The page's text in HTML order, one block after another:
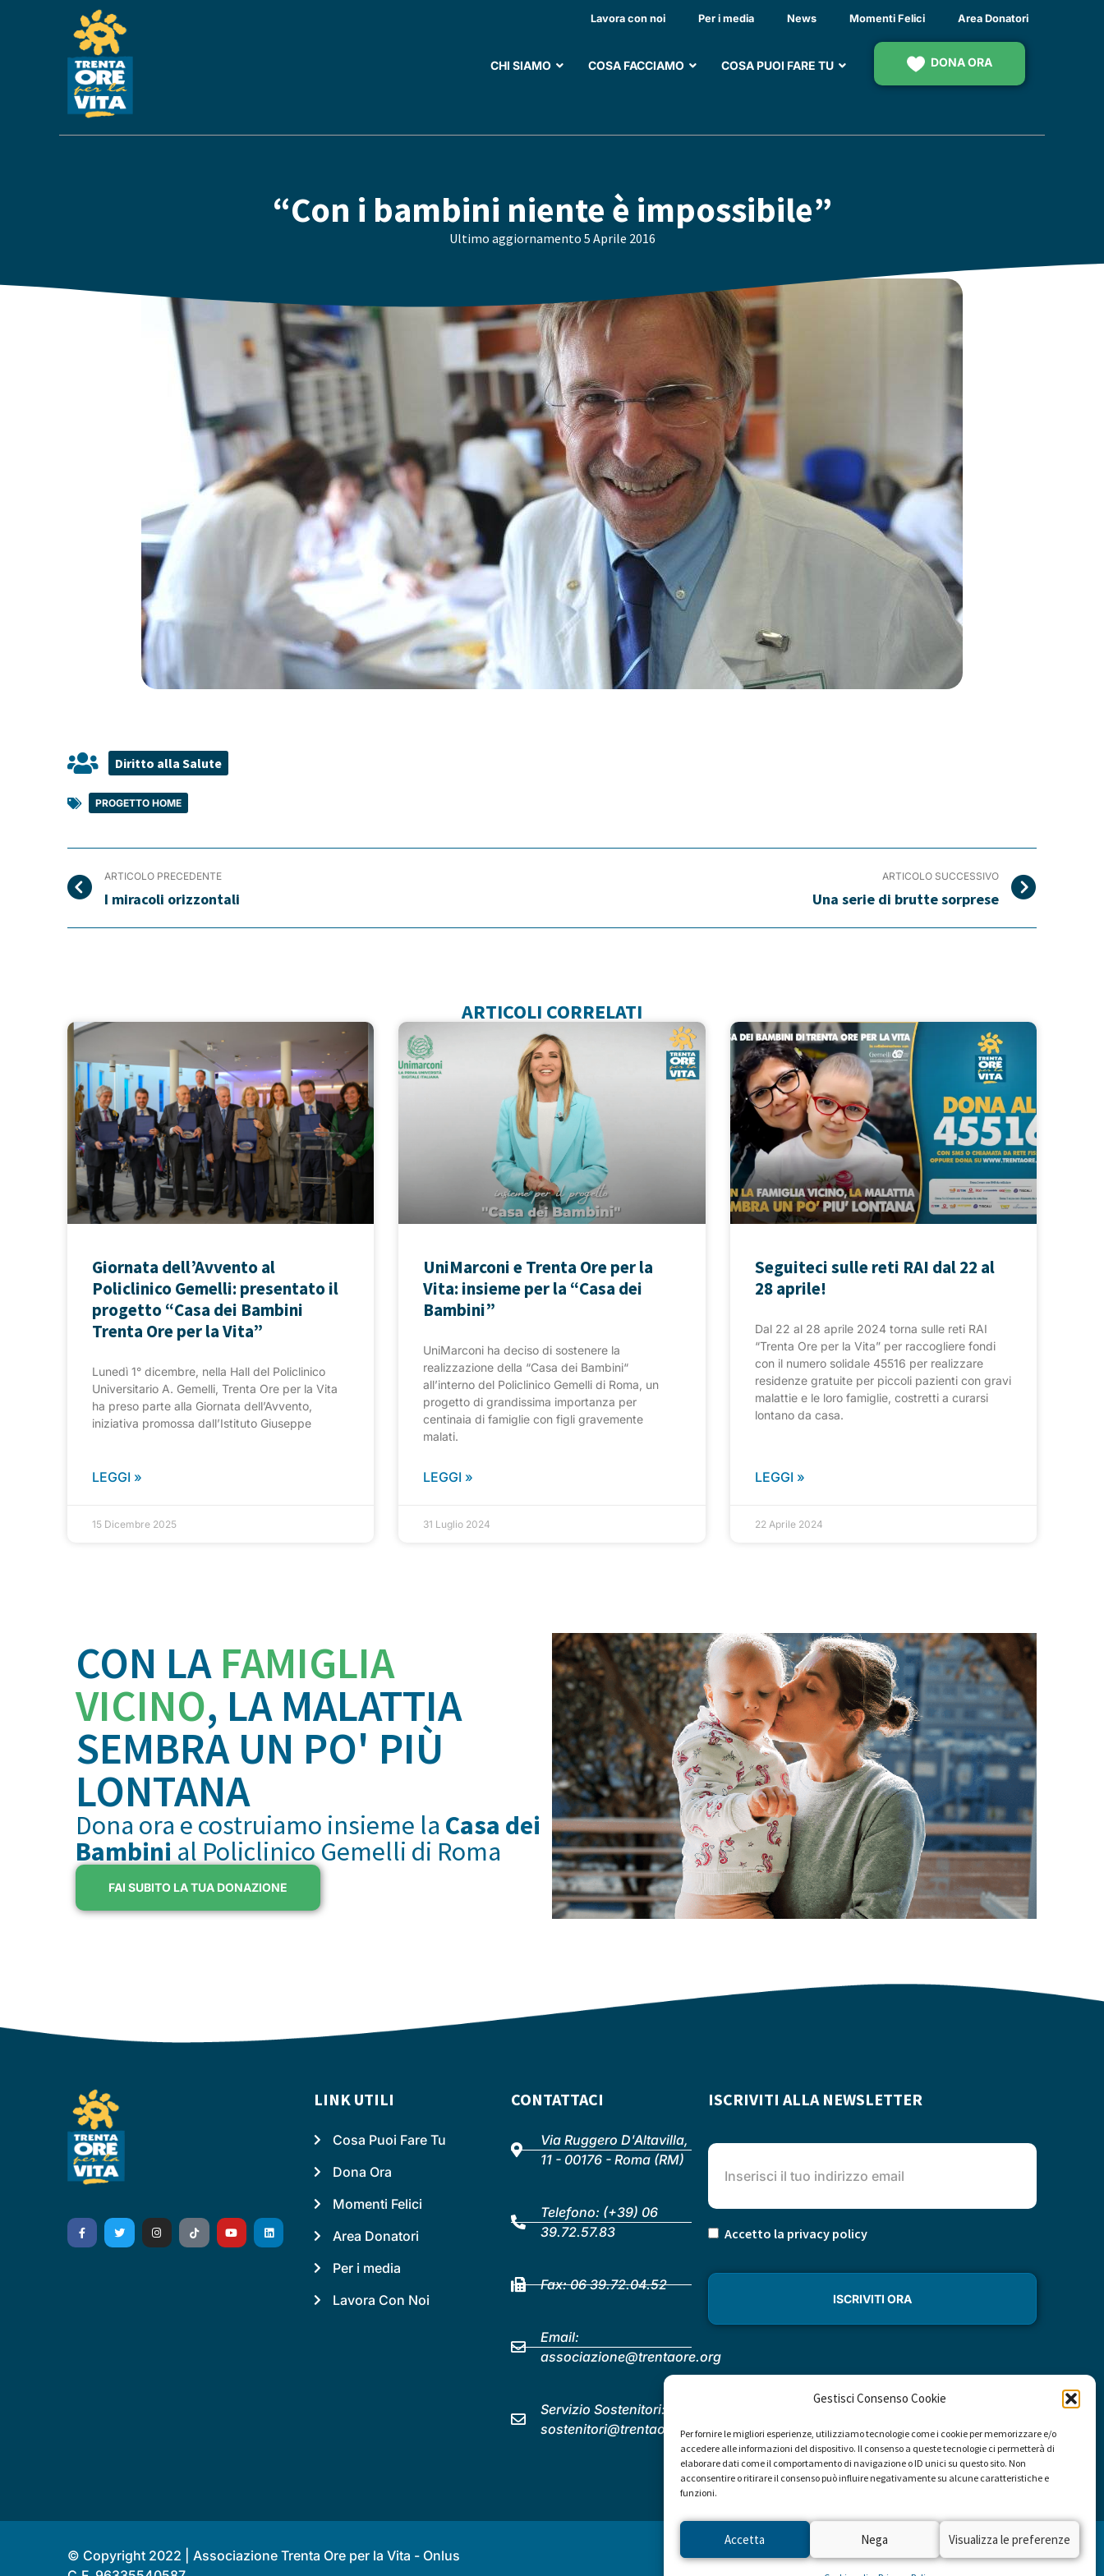
Gestisci Consenso Cookie
Per fornire le migliori esperienze, utilizziamo tecnologie come i cookie per memorizzare e/o
accedere alle informazioni del dispositivo. Il consenso a queste tecnologie ci permetterà di
elaborare dati come il comportamento di navigazione o ID unici su questo sito. Non
acconsentire o ritirare il consenso può influire negativamente su alcune caratteristiche e
funzioni.
Accetta Nega Visualizza le preferenze
Lavora con noi Per i media News Momenti Felici Area Donatori
CHI SIAMO COSA FACCIAMO COSA PUOI FARE TU DONA ORA
“Con i bambini niente è impossibile”
Ultimo aggiornamento 5 Aprile 2016
Diritto alla Salute
PROGETTO HOME
ARTICOLO PRECEDENTE
I miracoli orizzontali
ARTICOLO SUCCESSIVO
Una serie di brutte sorprese
ARTICOLI CORRELATI
Giornata dell’Avvento al
Policlinico Gemelli: presentato il
progetto “Casa dei Bambini
Trenta Ore per la Vita”
Lunedì 1° dicembre, nella Hall del Policlinico
Universitario A. Gemelli, Trenta Ore per la Vita
ha preso parte alla Giornata dell’Avvento,
iniziativa promossa dall’Istituto Giuseppe
LEGGI »
15 Dicembre 2025
UniMarconi e Trenta Ore per la
Vita: insieme per la “Casa dei
Bambini”
UniMarconi ha deciso di sostenere la
realizzazione della “Casa dei Bambini“
all’interno del Policlinico Gemelli di Roma, un
progetto di grandissima importanza per
centinaia di famiglie con figli gravemente
malati.
LEGGI »
31 Luglio 2024
Seguiteci sulle reti RAI dal 22 al
28 aprile!
Dal 22 al 28 aprile 2024 torna sulle reti RAI
“Trenta Ore per la Vita” per raccogliere fondi
con il numero solidale 45516 per realizzare
residenze gratuite per piccoli pazienti con gravi
malattie e le loro famiglie, costretti a curarsi
lontano da casa.
LEGGI »
22 Aprile 2024
CON LA FAMIGLIA
VICINO, LA MALATTIA
SEMBRA UN PO' PIÙ
LONTANA
Dona ora e costruiamo insieme la Casa dei
Bambini al Policlinico Gemelli di Roma
FAI SUBITO LA TUA DONAZIONE
LINK UTILI
Cosa Puoi Fare Tu
Dona Ora
Momenti Felici
Area Donatori
Per i media
Lavora Con Noi
CONTATTACI
Via Ruggero D'Altavilla,
11 - 00176 - Roma (RM)
Telefono: (+39) 06
39.72.57.83
Fax: 06 39.72.04.52
Email:
associazione@trentaore.org
Servizio Sostenitori:
sostenitori@trentaore.org
ISCRIVITI ALLA NEWSLETTER
Accetto la privacy policy
© Copyright 2022 | Associazione Trenta Ore per la Vita - Onlus
PrivacyCookies